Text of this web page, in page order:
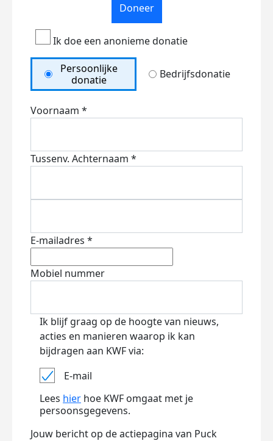
Doneer
Ik doe een anonieme donatie
Persoonlijke
donatie
Bedrijfsdonatie
Voornaam *
Tussenv. Achternaam *
E-mailadres *
Mobiel nummer
Ik blijf graag op de hoogte van nieuws,
acties en manieren waarop ik kan
bijdragen aan KWF via:
E-mail
Lees hier hoe KWF omgaat met je
persoonsgegevens.
Jouw bericht op de actiepagina van Puck